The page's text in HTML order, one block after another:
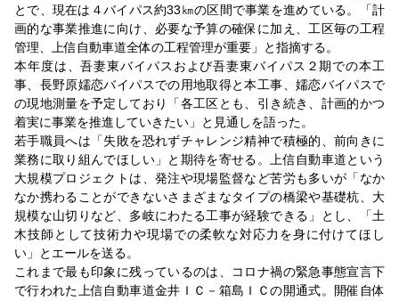
とで、現在は４バイパス約33㎞の区間で事業を進めている。「計
画的な事業推進に向け、必要な予算の確保に加え、工区毎の工程
管理、上信自動車道全体の工程管理が重要」と指摘する。
本年度は、吾妻東バイパスおよび吾妻東バイパス２期での本工
事、長野原嬬恋バイパスでの用地取得と本工事、嬬恋バイパスで
の現地測量を予定しており「各工区とも、引き続き、計画的かつ
着実に事業を推進していきたい」と見通しを語った。
若手職員へは「失敗を恐れずチャレンジ精神で積極的、前向きに
業務に取り組んでほしい」と期待を寄せる。上信自動車道という
大規模プロジェクトは、発注や現場監督など苦労も多いが「なか
なか携わることができないさまざまなタイプの橋梁や基礎杭、大
規模な山切りなど、多岐にわたる工事が経験できる」とし、「土
木技師として技術力や現場での柔軟な対応力を身に付けてほし
い」とエールを送る。
これまで最も印象に残っているのは、コロナ禍の緊急事態宣言下
で行われた上信自動車道金井ＩＣ－箱島ＩＣの開通式。開催自体